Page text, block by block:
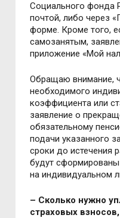
Социального фонда
почтой, либо через
форме. Кроме того,
самозанятым,
приложение «Мой
Обращаю внимание,
необходимого
коэффициента или
заявление о
обязательному
подачи указанного
сроки до истечения
будут
на индивидуальном
– Сколько нужно
страховых